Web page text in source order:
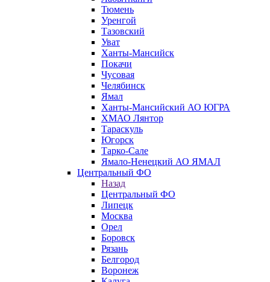
Тюмень
Уренгой
Тазовский
Уват
Ханты-Мансийск
Покачи
Чусовая
Челябинск
Ямал
Ханты-Мансийский АО ЮГРА
ХМАО Лянтор
Тараскуль
Югорск
Тарко-Сале
Ямало-Ненецкий АО ЯМАЛ
Центральный ФО
Назад
Центральный ФО
Липецк
Москва
Орел
Боровск
Рязань
Белгород
Воронеж